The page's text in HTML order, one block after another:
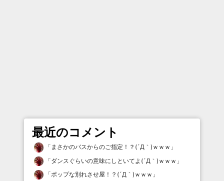
最近のコメント
「 まさかのバスからのご指定！？(´Д｀)ｗｗｗ 」
「ダンスぐらいの意味にしといてよ(´Д｀)ｗｗｗ 」
「ポップな別れさせ屋！？(´Д｀)ｗｗｗ 」